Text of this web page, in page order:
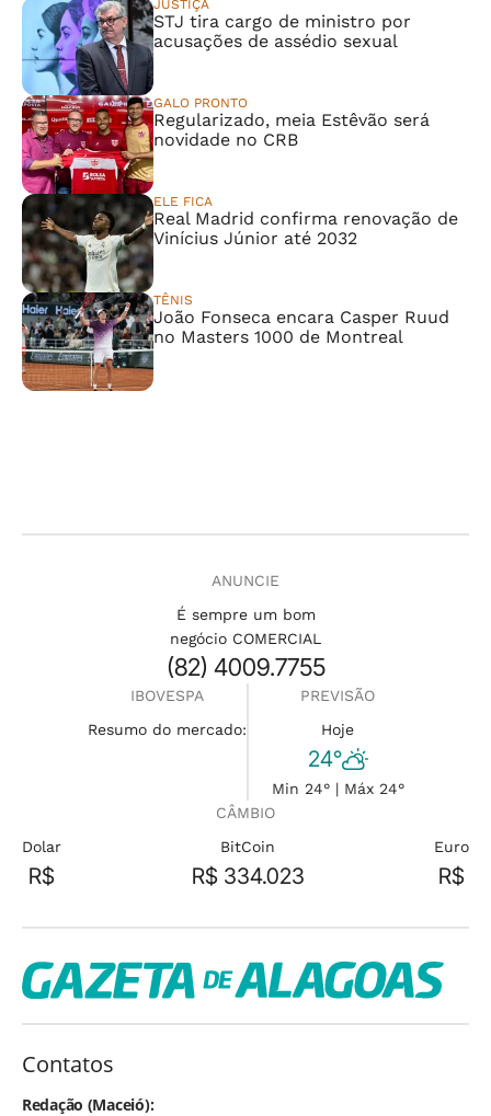
JUSTIÇA
STJ tira cargo de ministro por
acusações de assédio sexual
GALO PRONTO
Regularizado, meia Estêvão será
novidade no CRB
ELE FICA
Real Madrid confirma renovação de
Vinícius Júnior até 2032
TÊNIS
João Fonseca encara Casper Ruud
no Masters 1000 de Montreal
ANUNCIE
É sempre um bom
negócio COMERCIAL
(82) 4009.7755
IBOVESPA
Resumo do mercado:
PREVISÃO
Hoje
24°
Min 24° | Máx 24°
CÂMBIO
Dolar
R$
BitCoin
R$ 334.023
Euro
R$
Contatos
Redação (Maceió):